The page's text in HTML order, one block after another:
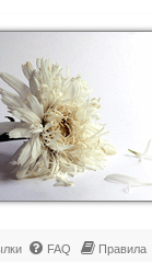
FAQ Правила